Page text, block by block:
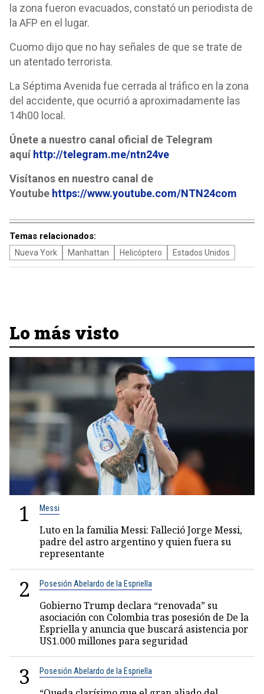
la zona fueron evacuados, constató un periodista de
la AFP en el lugar.
Cuomo dijo que no hay señales de que se trate de
un atentado terrorista.
La Séptima Avenida fue cerrada al tráfico en la zona
del accidente, que ocurrió a aproximadamente las
14h00 local.
Únete a nuestro canal oficial de Telegram
aquí http://telegram.me/ntn24ve
Visítanos en nuestro canal de
Youtube https://www.youtube.com/NTN24com
Temas relacionados:
Nueva York Manhattan Helicóptero Estados Unidos
Lo más visto
1 Messi
Luto en la familia Messi: Falleció Jorge Messi,
padre del astro argentino y quien fuera su
representante
2 Posesión Abelardo de la Espriella
Gobierno Trump declara “renovada” su
asociación con Colombia tras posesión de De la
Espriella y anuncia que buscará asistencia por
US1.000 millones para seguridad
3 Posesión Abelardo de la Espriella